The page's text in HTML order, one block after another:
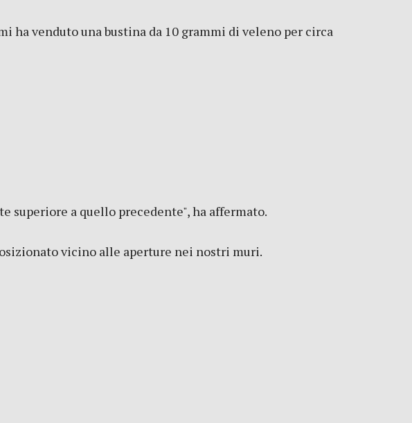
ha venduto una bustina da 10 grammi di veleno per circa
superiore a quello precedente", ha affermato.
vicino alle aperture nei nostri muri.